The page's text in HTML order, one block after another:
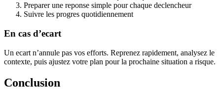
Preparer une reponse simple pour chaque declencheur
Suivre les progres quotidiennement
En cas d’ecart
Un ecart n’annule pas vos efforts. Reprenez rapidement, analysez le
contexte, puis ajustez votre plan pour la prochaine situation a risque.
Conclusion